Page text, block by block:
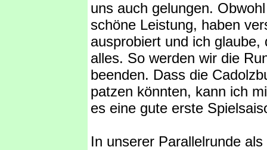
uns auch gelungen.
schöne Leistung, haben
ausprobiert und ich
alles. So werden wir die
beenden. Dass die
patzen könnten, kann ich
es eine gute erste
In unserer Parallelrunde